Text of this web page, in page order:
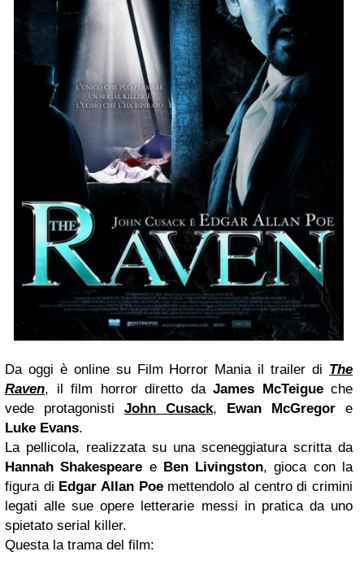
Da oggi è online su Film Horror Mania il trailer di The
Raven, il film horror diretto da James McTeigueche
vede protagonisti John Cusack, Ewan McGregor e
Luke Evans.
La pellicola, realizzata su una sceneggiatura scritta da
Hannah Shakespeare e Ben Livingston, gioca con la
figura di Edgar Allan Poemettendolo al centro di crimini
legati alle sue opere letterarie messi in pratica da uno
spietato serial killer.
Questa la trama del film: